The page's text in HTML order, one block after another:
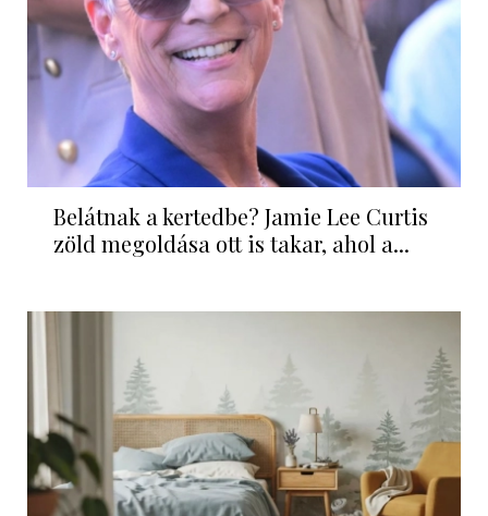
Belátnak a kertedbe? Jamie Lee Curtis
zöld megoldása ott is takar, ahol a...